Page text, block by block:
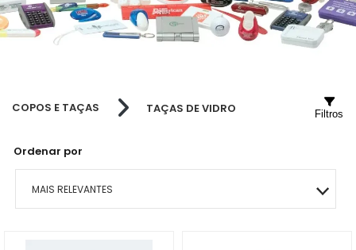
COPOS E TAÇAS TAÇAS DE VIDRO
Ordenar por
MAIS RELEVANTES
Filtros